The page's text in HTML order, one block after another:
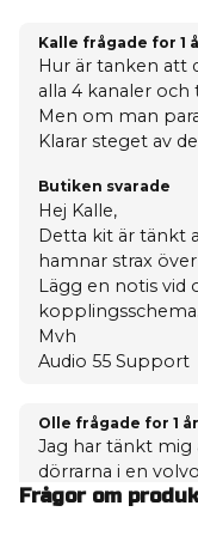
Kalle frågade for 1
Hur är tanken att
alla 4 kanaler och
Men om man
Klarar steget av
Butiken svarade
Hej Kalle,
Detta kit är tänkt
hamnar strax
Lägg en notis vid
kopplingsschema.
Mvh
Audio 55 Support
Olle frågade for 1
Jag har tänkt mig
dörrarna i en
slutsteg ska ligga
Frågor om